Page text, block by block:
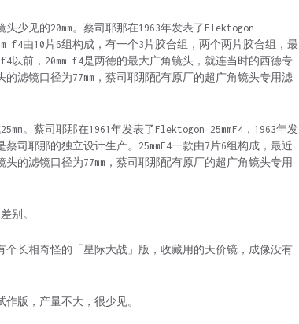
少见的20mm。蔡司耶那在1963年发表了Flektogon
f4由10片6组构成，有一个3片胶合组，两个两片胶合组，最
f4以前，20mm f4是两德的最大广角镜头，就连当时的西德专
滤镜口径为77mm，蔡司耶那配有原厂的超广角镜头专用滤
。蔡司耶那在1961年发表了Flektogon 25mmF4，1963年发
司耶那的独立设计生产。25mmF4一款由7片6组构成，最近
的滤镜口径为77mm，蔡司耶那配有原厂的超广角镜头专用
别。
长相奇怪的「星际大战」版，收藏用的天价镜，成像没有
版，产量不大，很少见。